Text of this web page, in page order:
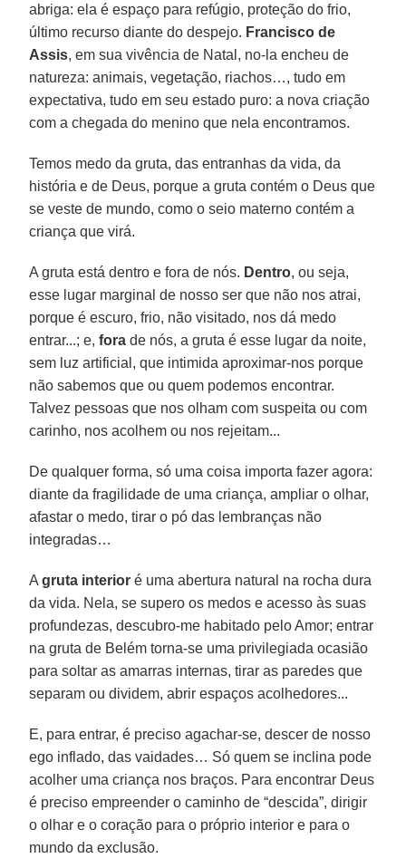
abriga: ela é espaço para refúgio, proteção do frio,
último recurso diante do despejo. Francisco de
Assis, em sua vivência de Natal, no-la encheu de
natureza: animais, vegetação, riachos…, tudo em
expectativa, tudo em seu estado puro: a nova criação
com a chegada do menino que nela encontramos.
Temos medo da gruta, das entranhas da vida, da
história e de Deus, porque a gruta contém o Deus que
se veste de mundo, como o seio materno contém a
criança que virá.
A gruta está dentro e fora de nós. Dentro, ou seja,
esse lugar marginal de nosso ser que não nos atrai,
porque é escuro, frio, não visitado, nos dá medo
entrar...; e,fora de nós, a gruta é esse lugar da noite,
sem luz artificial, que intimida aproximar-nos porque
não sabemos que ou quem podemos encontrar.
Talvez pessoas que nos olham com suspeita ou com
carinho, nos acolhem ou nos rejeitam...
De qualquer forma, só uma coisa importa fazer agora:
diante da fragilidade de uma criança, ampliar o olhar,
afastar o medo, tirar o pó das lembranças não
integradas…
Agruta interior é uma abertura natural na rocha dura
da vida. Nela, se supero os medos e acesso às suas
profundezas, descubro-me habitado pelo Amor; entrar
na gruta de Belém torna-se uma privilegiada ocasião
para soltar as amarras internas, tirar as paredes que
separam ou dividem, abrir espaços acolhedores...
E, para entrar, é preciso agachar-se, descer de nosso
ego inflado, das vaidades… Só quem se inclina pode
acolher uma criança nos braços. Para encontrar Deus
é preciso empreender o caminho de “descida”, dirigir
o olhar e o coração para o próprio interior e para o
mundo da exclusão.